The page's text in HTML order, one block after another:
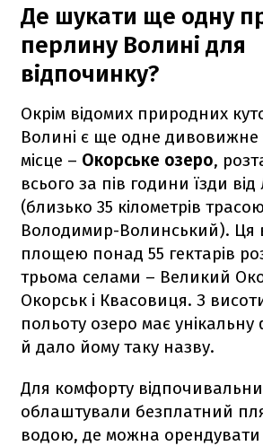
Де шукати ще одну
перлину Волині для
відпочинку?
Окрім відомих природних
Волині є ще одне дивовижне
місце – Окорське озеро,
всього за пів години їзди
(близько 35 кілометрів
Володимир-Волинський). Ця
площею понад 55 гектарів
трьома селами – Великий
Окорськ і Квасовиця. З
польоту озеро має
й дало йому таку назву.
Для комфорту
облаштували безплатний
водою, де можна орендувати